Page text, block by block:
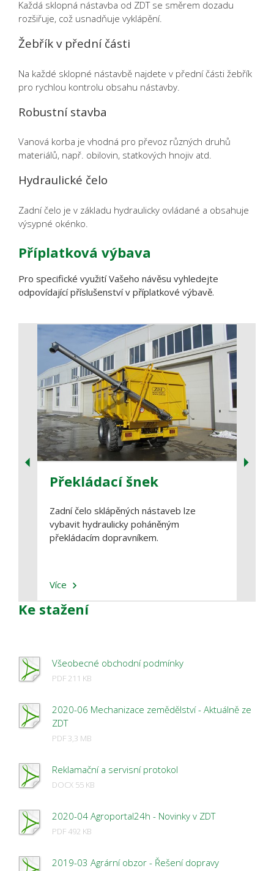
Každá sklopná nástavba od ZDT se směrem dozadu
rozšiřuje, což usnadňuje vyklápění.
Žebřík v přední části
Na každé sklopné nástavbě najdete v přední části žebřík
pro rychlou kontrolu obsahu nástavby.
Robustní stavba
Vanová korba je vhodná pro převoz různých druhů
materiálů, např. obilovin, statkových hnojiv atd.
Hydraulické čelo
Zadní čelo je v základu hydraulicky ovládané a obsahuje
výsypné okénko.
Příplatková výbava
Pro specifické využití Vašeho návěsu vyhledejte
odpovídající příslušenství v příplatkové výbavě.
Překládací šnek
Zadní čelo sklápěných nástaveb lze
vybavit hydraulicky poháněným
překládacím dopravníkem.
Více
Ke stažení
Všeobecné obchodní podmínky
PDF 211 KB
2020-06 Mechanizace zemědělství - Aktuálně ze
ZDT
PDF 3,3 MB
Reklamační a servisní protokol
DOCX 55 KB
2020-04 Agroportal24h - Novinky v ZDT
PDF 492 KB
2019-03 Agrární obzor - Řešení dopravy